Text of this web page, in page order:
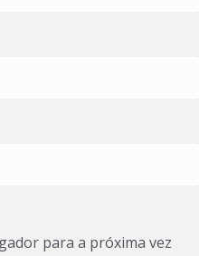
para a próxima vez